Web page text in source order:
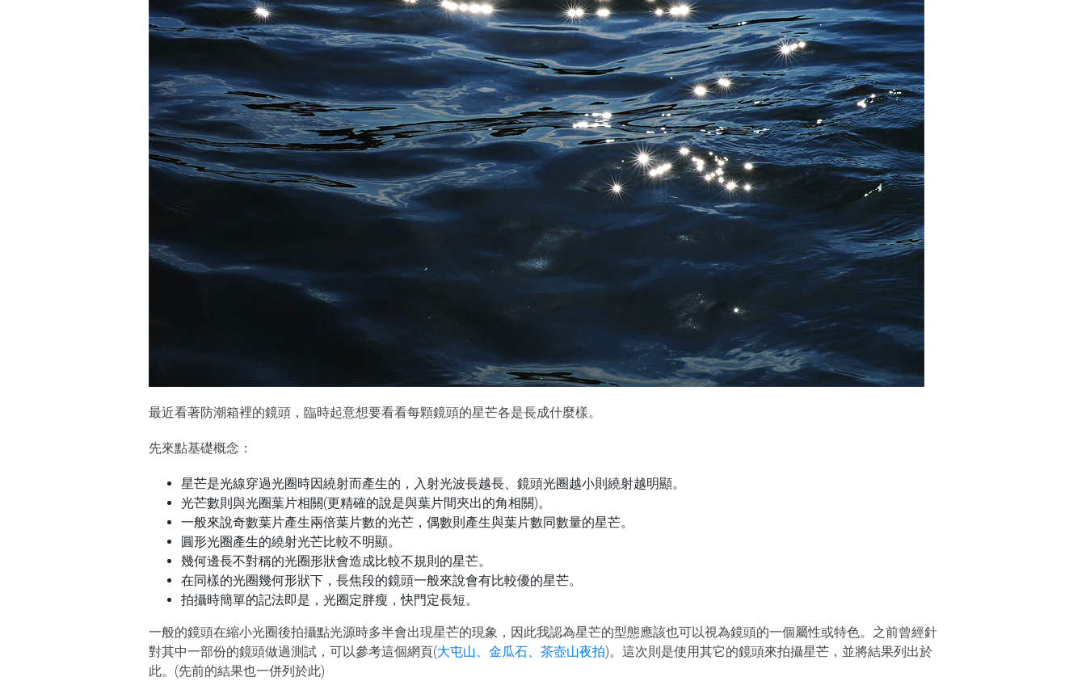
最近看著防潮箱裡的鏡頭，臨時起意想要看看每顆鏡頭的星芒各是長成什麼樣。
先來點基礎概念：
星芒是光線穿過光圈時因繞射而產生的，入射光波長越長、鏡頭光圈越小則繞射越明顯。
光芒數則與光圈葉片相關(更精確的說是與葉片間夾出的角相關)。
一般來說奇數葉片產生兩倍葉片數的光芒，偶數則產生與葉片數同數量的星芒。
圓形光圈產生的繞射光芒比較不明顯。
幾何邊長不對稱的光圈形狀會造成比較不規則的星芒。
在同樣的光圈幾何形狀下，長焦段的鏡頭一般來說會有比較優的星芒。
拍攝時簡單的記法即是，光圈定胖瘦，快門定長短。
一般的鏡頭在縮小光圈後拍攝點光源時多半會出現星芒的現象，因此我認為星芒的型態應該也可以視為鏡頭的一個屬性或特色。之前曾經針
對其中一部份的鏡頭做過測試，可以參考這個網頁(大屯山、金瓜石、茶壺山夜拍)。這次則是使用其它的鏡頭來拍攝星芒，並將結果列出於
此。(先前的結果也一併列於此)